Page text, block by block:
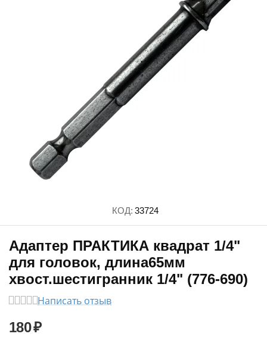
КОД: 33724
Адаптер ПРАКТИКА квадрат 1/4"
для головок, длина65мм
хвост.шестигранник 1/4" (776-690)
Написать отзыв
180₽